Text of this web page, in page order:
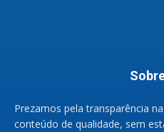
Prezamos pela transparência
conteúdo de qualidade, sem